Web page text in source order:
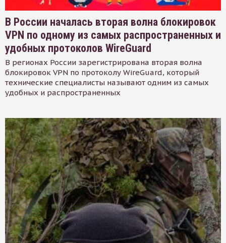
В России началась вторая волна блокировок
VPN по одному из самых распространенных и
удобных протоколов WireGuard
В регионах России зарегистрирована вторая волна
блокировок VPN по протоколу WireGuard, который
технические специалисты называют одним из самых
удобных и распространенных